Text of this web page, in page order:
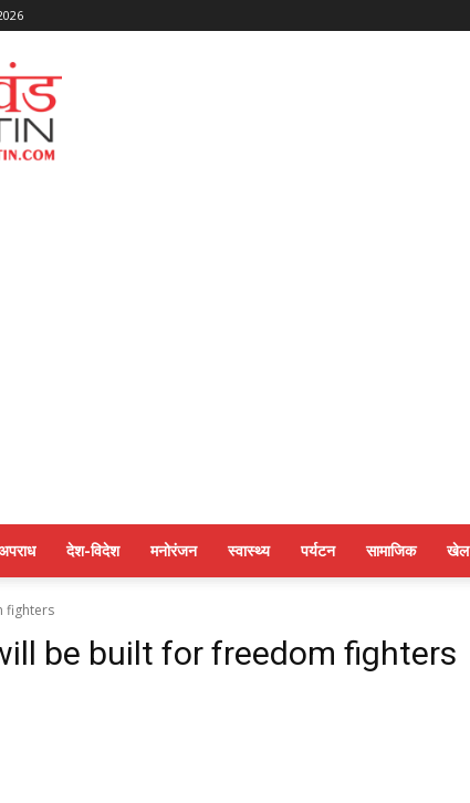
देश-विदेश मनोरंजन स्वास्थ्य पर्यटन सामाजिक खेल
fighters
be built for freedom fighters